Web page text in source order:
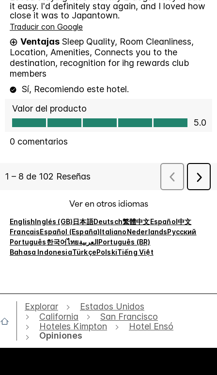
Ver en otros idiomas
EnglishInglés (GB)日本語Deutsch繁體中文Español中文
FrançaisEspañol (España)ItalianoNederlandsРусский
Português한국어ไทยالعربيةPortuguês (BR)
Bahasa IndonesiaTürkçePolskiTiếng Việt
Explorar
Estados Unidos
California
San Francisco
Hoteles Kimpton
Hotel Ensó
Opiniones